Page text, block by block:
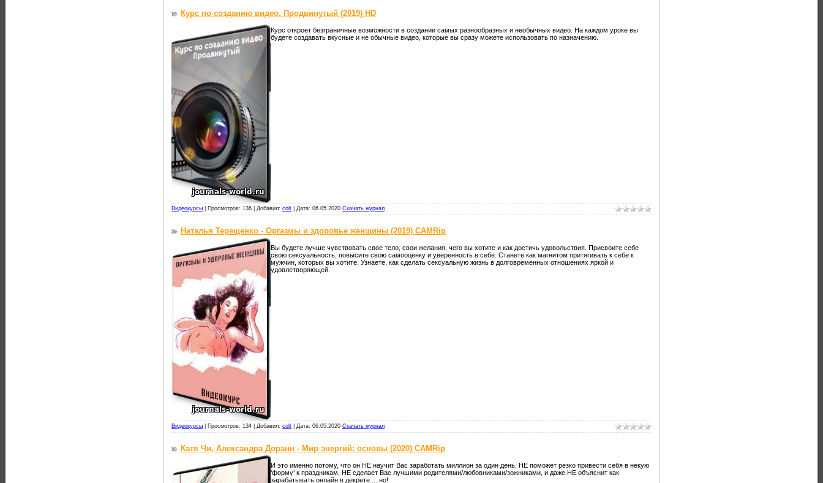
Курс по созданию видео. Продвинутый (2019) HD
Курс откроет безграничные возможности в создании самых разнообразных и необычных видео. На каждом уроке вы
будете создавать вкусные и не обычные видео, которые вы сразу можете использовать по назначению.
Видеокурсы Просмотров: 136 | Добавил: colt Дата: 06.05.2020 Скачать журнал
Наталья Терещенко - Оргазмы и здоровье женщины (2019) CAMRip
Вы будете лучше чувствовать свое тело, свои желания, чего вы хотите и как достичь удовольствия. Присвоите себе
свою сексуальность, повысите свою самооценку и уверенность в себе. Станете как магнитом притягивать к себе к
мужчин, которых вы хотите. Узнаете, как сделать сексуальную жизнь в долговременных отношениях яркой и
удовлетворяющей.
Видеокурсы Просмотров: 134 | Добавил: colt Дата: 06.05.2020 Скачать журнал
Катя Чи, Александра Доранн - Мир энергий: основы (2020) CAMRip
И это именно потому, что он НЕ научит Вас заработать миллион за один день, НЕ поможет резко привести себя в некую
‘форму’ к праздникам, НЕ сделает Вас лучшими родителями/любовниками/зожниками, и даже НЕ объяснит как
зарабатывать онлайн в декрете.... но!